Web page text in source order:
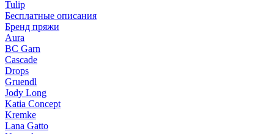
Tulip
Бесплатные описания
Бренд пряжи
Aura
BC Garn
Cascade
Drops
Gruendl
Jody Long
Katia Concept
Kremke
Lana Gatto